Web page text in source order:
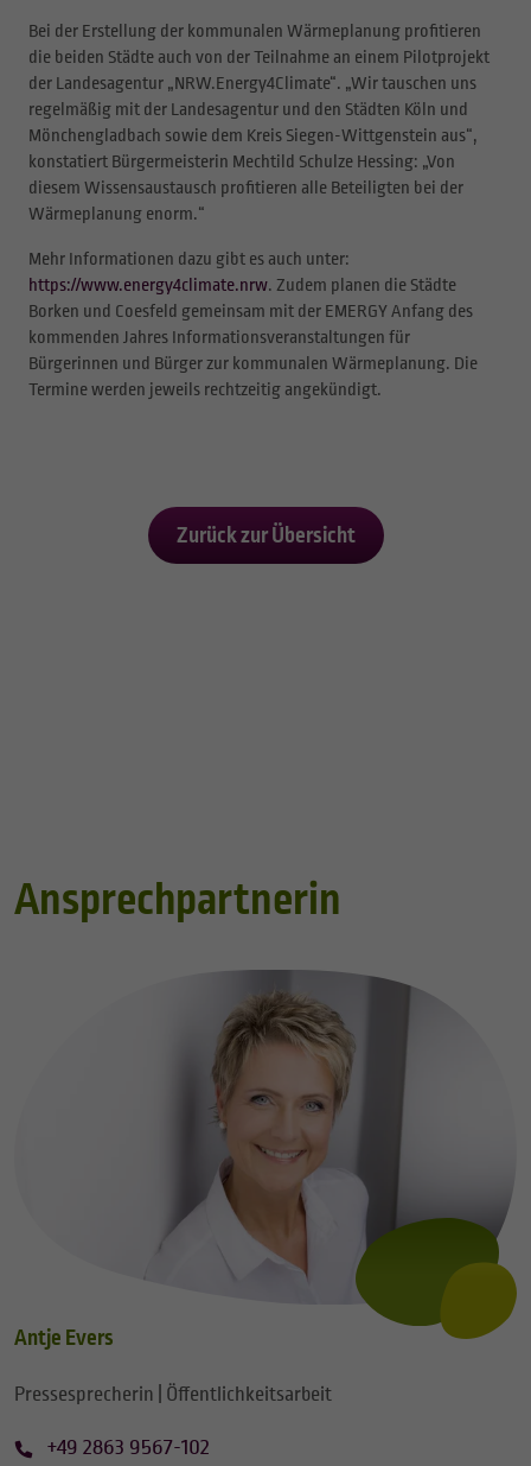
Bei der Erstellung der kommunalen Wärmeplanung profitieren
die beiden Städte auch von der Teilnahme an einem Pilotprojekt
der Landesagentur „NRW.Energy4Climate“. „Wir tauschen uns
regelmäßig mit der Landesagentur und den Städten Köln und
Mönchengladbach sowie dem Kreis Siegen-Wittgenstein aus“,
konstatiert Bürgermeisterin Mechtild Schulze Hessing: „Von
diesem Wissensaustausch profitieren alle Beteiligten bei der
Wärmeplanung enorm.“
Mehr Informationen dazu gibt es auch unter:
https://www.energy4climate.nrw. Zudem planen die Städte
Borken und Coesfeld gemeinsam mit der EMERGY Anfang des
kommenden Jahres Informationsveranstaltungen für
Bürgerinnen und Bürger zur kommunalen Wärmeplanung. Die
Termine werden jeweils rechtzeitig angekündigt.
Zurück zur Übersicht
Ansprechpartnerin
Antje Evers
Pressesprecherin | Öffentlichkeitsarbeit
+49 2863 9567-102